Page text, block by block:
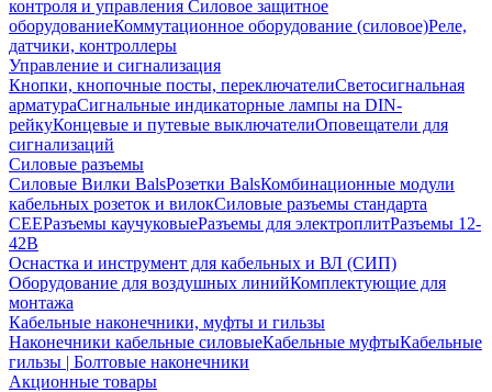
контроля и управления Силовое защитное
оборудованиеКоммутационное оборудование (силовое)Реле,
датчики, контроллеры
Управление и сигнализация
Кнопки, кнопочные посты, переключателиСветосигнальная
арматураСигнальные индикаторные лампы на DIN-
рейкуКонцевые и путевые выключателиОповещатели для
сигнализаций
Силовые разъемы
Силовые Вилки BalsРозетки BalsКомбинационные модули
кабельных розеток и вилокСиловые разъемы стандарта
CEEРазъемы каучуковыеРазъемы для электроплитРазъемы 12-
42В
Оснастка и инструмент для кабельных и ВЛ (СИП)
Оборудование для воздушных линийКомплектующие для
монтажа
Кабельные наконечники, муфты и гильзы
Наконечники кабельные силовыеКабельные муфтыКабельные
гильзы | Болтовые наконечники
Акционные товары